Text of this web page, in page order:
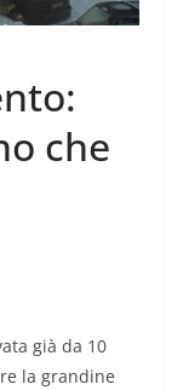
che
già da 10
la grandine